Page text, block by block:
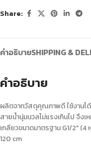
Share:
คำอธิบายSHIPPING &
คำอธิบาย
ผลิตจากวัสดุคุณภาพดี ใช้งานไ
สายน้ำนุ่มนวลไม่แรงเกินไป จึง
เกลียวขนาดมาตรฐาน G1/2″
120 cm